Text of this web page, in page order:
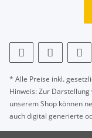
* Alle Preise inkl.
Hinweis: Zur
unserem Shop können
auch digital generierte